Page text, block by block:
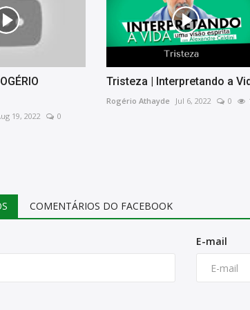
19, 2022
0
Tristeza | Interpretando a
Rogério Athayde Jul 6, 2022 0
COMENTÁRIOS DO FACEBOOK
E-mail
em Saúde
QUE DESTROEM OS SEUS